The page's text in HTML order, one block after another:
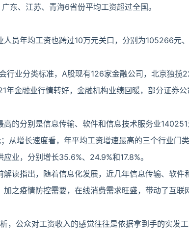
东、江苏、青海6省份平均工资超过全国。
员年均工资也跨过10万元关口，分别为105266元
行业分类标准，A股现有126家金融公司，北京独揽
年金融业行情转好，金融机构业绩回暖，部分证券
的分别是信息传输、软件和信息技术服务业
从增长速度看，年平均工资增速最高的三个行业门
业，分别增长35.6%、24.9%和17.8%。
读指出，随着信息化发展，近几年信息传输、软件
之疫情防控需要，在线消费需求旺盛，带动了互联
，公众对工资收入的感觉往往是依据拿到手的实发